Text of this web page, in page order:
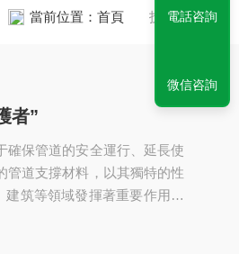
當前位置： 首頁 技術文章
者”
確保管道的安全運行、延長使
管道支撐材料，以其獨特的性
建筑等領域發揮著重要作用。
電話咨詢
微信咨詢